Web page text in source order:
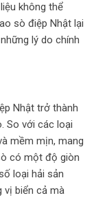
không thể
sò điệp Nhật lại
lý do chính
Nhật trở thành
So với các loại
mềm mịn, mang
có một độ giòn
loại hải sản
vị biển cả mà